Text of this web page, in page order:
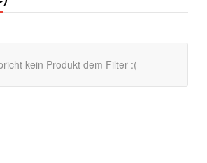
kein Produkt dem Filter :(